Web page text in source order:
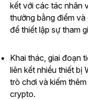
kết với các tác nhân
thưởng bằng điểm
để thiết lập sự tham
Khai thác, giai đoạn
liên kết nhiều thiết bị
trò chơi và kiếm
crypto.